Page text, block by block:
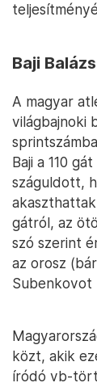
Baji
A magyar
világbajnoki
Baji a 110
száguldott,
gátról, az
szó szerint
az orosz
Subenkovot
közt, akik
íródó vb-